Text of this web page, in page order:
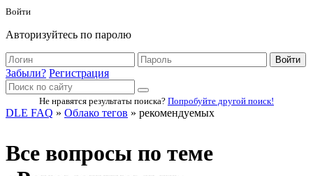
Войти
Авторизуйтесь по паролю
Войти
Забыли? Регистрация
Не нравятся результаты поиска? Попробуйте другой поиск!
DLE FAQ » Облако тегов » рекомендуемых
Все вопросы по теме